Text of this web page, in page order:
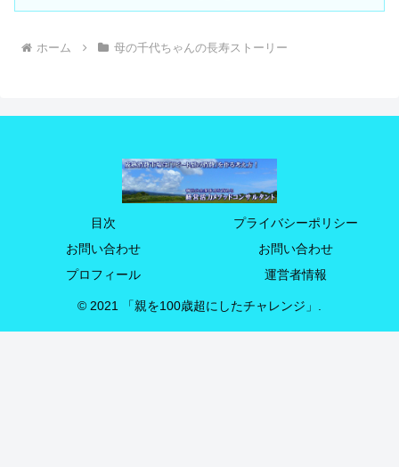
ホーム 母の千代ちゃんの長寿ストーリー
目次
プライバシーポリシー
お問い合わせ
お問い合わせ
プロフィール
運営者情報
© 2021 「親を100歳超にしたチャレンジ」.